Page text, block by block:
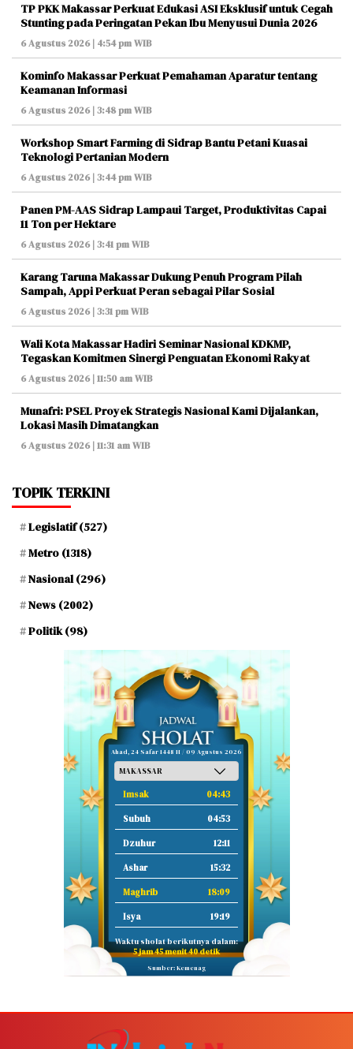
TP PKK Makassar Perkuat Edukasi ASI Eksklusif untuk Cegah
Stunting pada Peringatan Pekan Ibu Menyusui Dunia 2026
6 Agustus 2026 | 4:54 pm WIB
Kominfo Makassar Perkuat Pemahaman Aparatur tentang
Keamanan Informasi
6 Agustus 2026 | 3:48 pm WIB
Workshop Smart Farming di Sidrap Bantu Petani Kuasai
Teknologi Pertanian Modern
6 Agustus 2026 | 3:44 pm WIB
Panen PM-AAS Sidrap Lampaui Target, Produktivitas Capai
11 Ton per Hektare
6 Agustus 2026 | 3:41 pm WIB
Karang Taruna Makassar Dukung Penuh Program Pilah
Sampah, Appi Perkuat Peran sebagai Pilar Sosial
6 Agustus 2026 | 3:31 pm WIB
Wali Kota Makassar Hadiri Seminar Nasional KDKMP,
Tegaskan Komitmen Sinergi Penguatan Ekonomi Rakyat
6 Agustus 2026 | 11:50 am WIB
Munafri: PSEL Proyek Strategis Nasional Kami Dijalankan,
Lokasi Masih Dimatangkan
6 Agustus 2026 | 11:31 am WIB
TOPIK TERKINI
Legislatif(527)
Metro (1318)
Nasional(296)
News (2002)
Politik(98)
Ahad, 24 Safar 1448 H / 09 Agustus 2026
Imsak 04:43
Subuh 04:53
Dzuhur 12:11
Ashar 15:32
Maghrib 18:09
Isya 19:19
Waktu sholat berikutnya dalam:
5 jam 45 menit 39 detik
Sumber: Kemenag